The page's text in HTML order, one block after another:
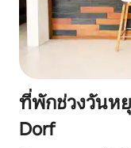
ที่พักช่วงวันห
Dorf